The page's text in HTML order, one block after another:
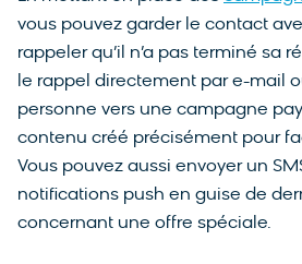
vous pouvez garder le contact
rappeler qu’il n’a pas terminé sa
le rappel directement par e-mail
personne vers une campagne
contenu créé précisément pour
Vous pouvez aussi envoyer un
notifications push en guise de
concernant une offre spéciale.